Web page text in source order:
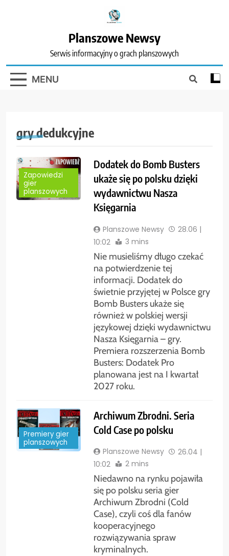
Planszowe Newsy
Serwis informacyjny o grach planszowych
MENU
gry dedukcyjne
Zapowiedzi
gier
planszowych
Dodatek do Bomb Busters
ukaże się po polsku dzięki
wydawnictwu Nasza
Księgarnia
Planszowe Newsy
28.06 |
10:02
3 mins
Nie musieliśmy długo czekać
na potwierdzenie tej
informacji. Dodatek do
świetnie przyjętej w Polsce gry
Bomb Busters ukaże się
również w polskiej wersji
językowej dzięki wydawnictwu
Nasza Księgarnia – gry.
Premiera rozszerzenia Bomb
Busters: Dodatek Pro
planowana jest na I kwartał
2027 roku.
Premiery gier
planszowych
Archiwum Zbrodni. Seria
Cold Case po polsku
Planszowe Newsy
26.04 |
10:02
2 mins
Niedawno na rynku pojawiła
się po polsku seria gier
Archiwum Zbrodni (Cold
Case), czyli coś dla fanów
kooperacyjnego
rozwiązywania spraw
kryminalnych.